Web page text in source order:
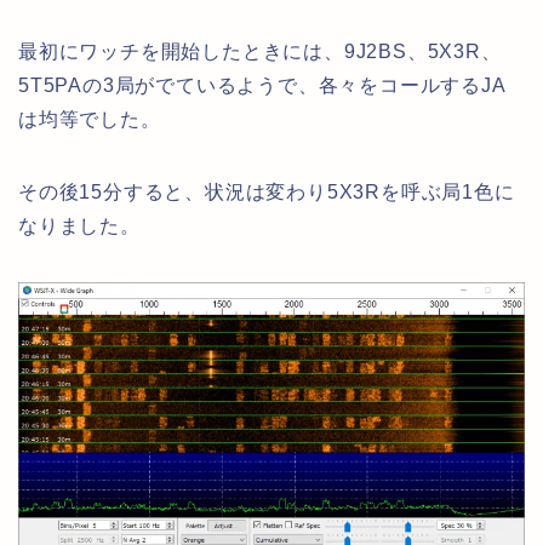
最初にワッチを開始したときには、9J2BS、5X3R、
5T5PAの3局がでているようで、各々をコールするJA
は均等でした。
その後15分すると、状況は変わり5X3Rを呼ぶ局1色に
なりました。